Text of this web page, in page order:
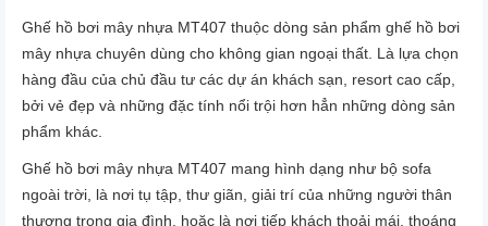
Ghế hồ bơi mây nhựa MT407 thuộc dòng sản phẩm ghế hồ bơi
mây nhựa chuyên dùng cho không gian ngoại thất. Là lựa chọn
hàng đầu của chủ đầu tư các dự án khách sạn, resort cao cấp,
bởi vẻ đẹp và những đặc tính nổi trội hơn hẳn những dòng sản
phẩm khác.
Ghế hồ bơi mây nhựa MT407 mang hình dạng như bộ sofa
ngoài trời, là nơi tụ tập, thư giãn, giải trí của những người thân
thương trong gia đình, hoặc là nơi tiếp khách thoải mái, thoáng